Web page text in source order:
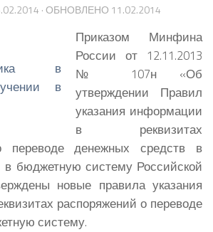
· ОБНОВЛЕНО 11.02.2014
Приказом Минфина
России от 12.11.2013
№ 107н «Об
утверждении Правил
указания информации
в реквизитах
переводе денежных средств в
в бюджетную систему Российской
новые правила указания
распоряжений о переводе
систему.